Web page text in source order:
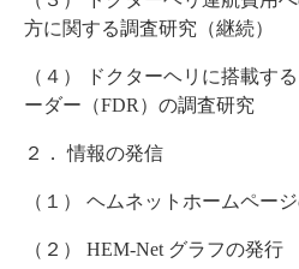
方に関する調査研究（継続）
（４）
ドクターヘリに搭載す
ーダー（FDR ）の調査研究
２． 情報の発信
（１） ヘムネットホームペー
（２） HEM-Net グラフの発行